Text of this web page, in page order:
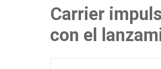
Carrier
con el